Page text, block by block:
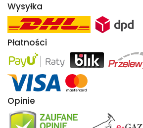
Wysyłka
Płatności
Opinie